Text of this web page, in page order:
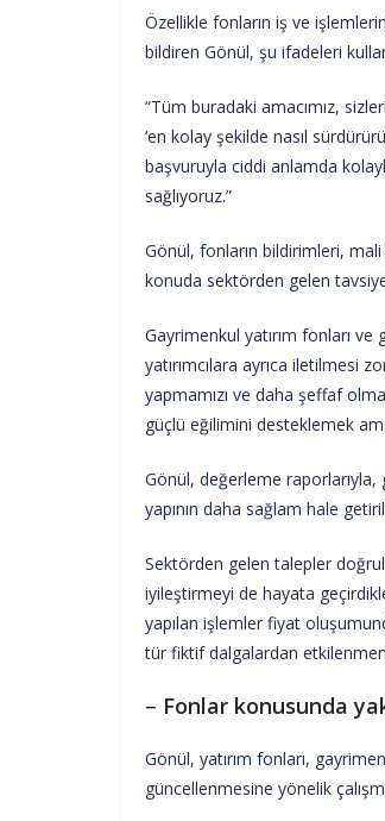
Özellikle fonların iş ve
bildiren Gönül, şu ifadeleri
“Tüm buradaki amacımız,
‘en kolay şekilde nasıl
başvuruyla ciddi anlamda
sağlıyoruz.”
Gönül, fonların bildirimleri, mali
konuda sektörden gelen
Gayrimenkul yatırım fonları ve
yatırımcılara ayrıca iletilmesi
yapmamızı ve daha şeffaf
güçlü eğilimini desteklemek
Gönül, değerleme raporlarıyla,
yapının daha sağlam hale
Sektörden gelen talepler
iyileştirmeyi de hayata
yapılan işlemler fiyat
tür fiktif dalgalardan
– Fonlar konusunda
Gönül, yatırım fonları,
güncellenmesine yönelik